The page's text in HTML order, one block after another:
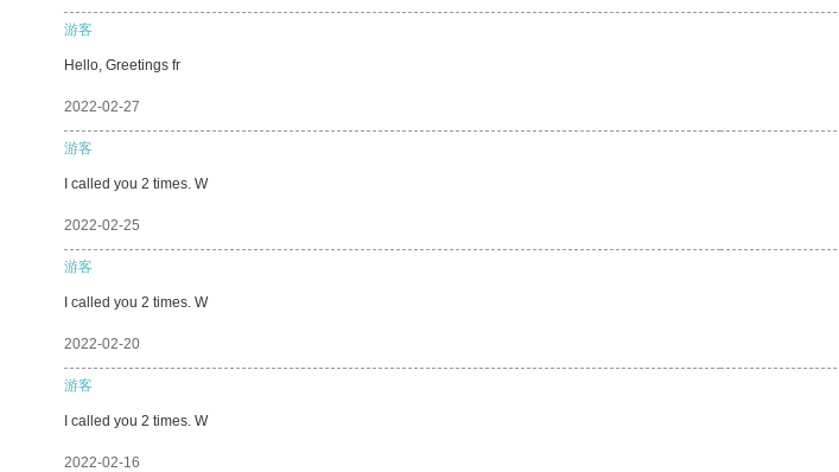
游客
Hello, Greetings fr
2022-02-27
游客
I called you 2 times. W
2022-02-25
游客
I called you 2 times. W
2022-02-20
游客
I called you 2 times. W
2022-02-16